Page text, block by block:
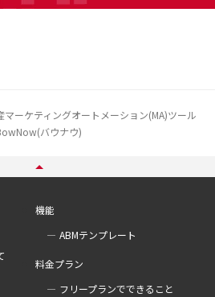
マーケティングオートメーション(MA)ツール
バウナウ)
機能
ABMテンプレート
料金プラン
フリープランでできること